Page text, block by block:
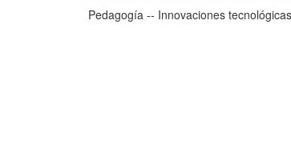
Pedagogía -- Innovaciones